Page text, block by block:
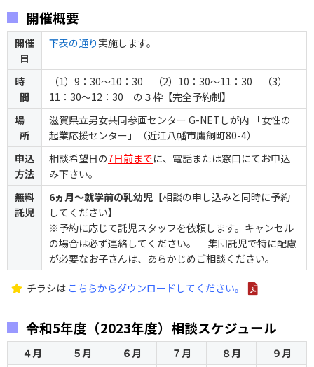
開催概要
開催
日
下表の通り実施します。
時
間
（1）9：30～10：30 （2）10：30～11：30 （3）
11：30～12：30 の３枠【完全予約制】
場
所
滋賀県立男女共同参画センター G-NETしが内 「女性の
起業応援センター」（近江八幡市鷹飼町80-4）
申込
方法
相談希望日の7日前までに、電話または窓口にてお申込
み下さい。
無料
託児
6ヵ月～就学前の乳幼児 【相談の申し込みと同時に予約
してください】
※予約に応じて託児スタッフを依頼します。キャンセル
の場合は必ず連絡してください。 集団託児で特に配慮
が必要なお子さんは、あらかじめご相談ください。
チラシは こちらからダウンロードしてください。
令和5年度（2023年度）相談スケジュール
４月 ５月 ６月 ７月 ８月
９月